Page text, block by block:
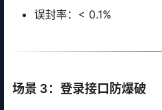
误封率：< 0.1%
场景 3：登录接口防爆破